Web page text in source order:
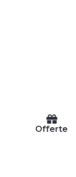
Offerte